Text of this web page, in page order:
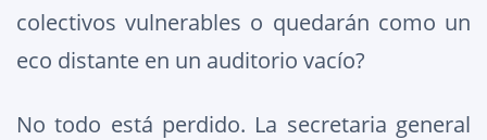
colectivos vulnerables o quedarán como un
eco distante en un auditorio vacío?
No todo está perdido. La secretaria general